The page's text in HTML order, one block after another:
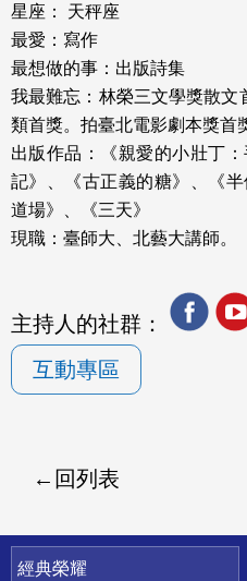
星座： 天秤座
最愛：寫作
最想做的事：出版詩集
我最難忘：林榮三文學獎散文
類首獎。拍臺北電影劇本獎首
出版作品：《親愛的小壯丁
記》、《古正義的糖》、《
道場》、《三天》
現職：臺師大、北藝大講師。
主持人的社群：
互動專區
回列表
快速連結
經典榮耀